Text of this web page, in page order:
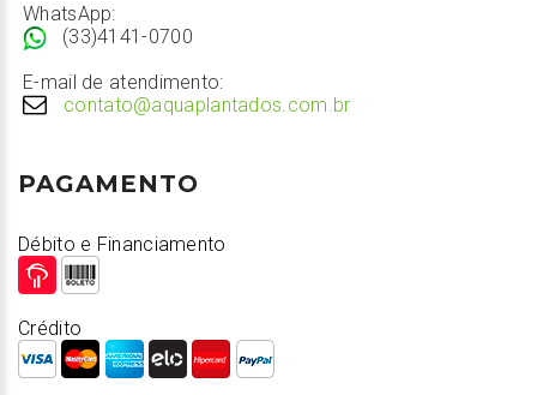
WhatsApp:
(33)4141-0700
E-mail de atendimento:
contato@aquaplantados.com.br
PAGAMENTO
Débito e Financiamento
Crédito